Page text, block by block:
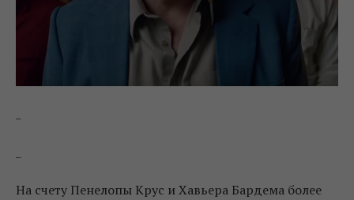
На счету Пенелопы Крус и Хавьера Бардема более